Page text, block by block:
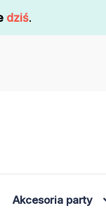
dziś.
Akcesoria party